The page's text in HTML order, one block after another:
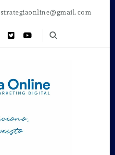
strategiaonline@gmail.com